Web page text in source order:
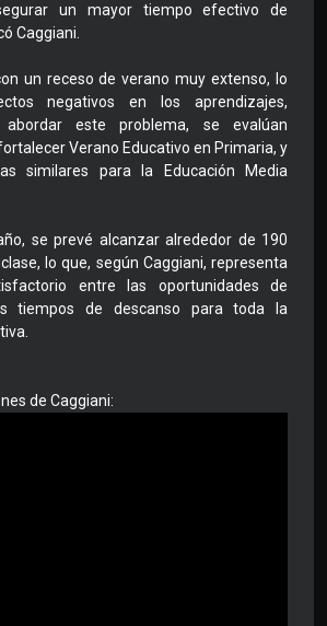
un mayor tiempo efectivo de
Caggiani.
un receso de verano muy extenso, lo
negativos en los aprendizajes,
abordar este problema, se evalúan
Verano Educativo en Primaria, y
similares para la Educación Media
se prevé alcanzar alrededor de 190
lo que, según Caggiani, representa
entre las oportunidades de
tiempos de descanso para toda la
de Caggiani: